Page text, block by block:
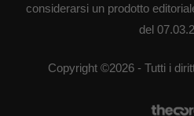
considerarsi un prodotto
del
Copyright ©2026 - Tutti i